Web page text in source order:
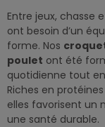
Entre jeux, chasse
ont besoin d’un
forme. Nos
poulet ont été
quotidienne tout
Riches en
elles favorisent un
une santé durable.